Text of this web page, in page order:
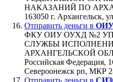
НАКАЗАНИЙ ПО
163050 г. Архангельск,
Отправить деньги в
ФКУ ОИУ ОУХД №2
СЛУЖБЫ
АРХАНГЕЛЬСКОЙ
Российская Федерация,
Североонежск рп, МКР
Отправить деньги в